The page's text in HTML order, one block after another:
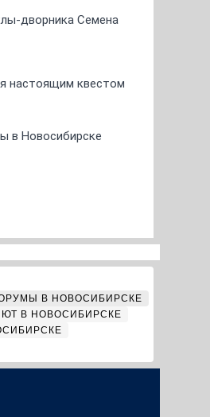
дворника Семена
настоящим квестом
в Новосибирске
В НОВОСИБИРСКЕ
В НОВОСИБИРСКЕ